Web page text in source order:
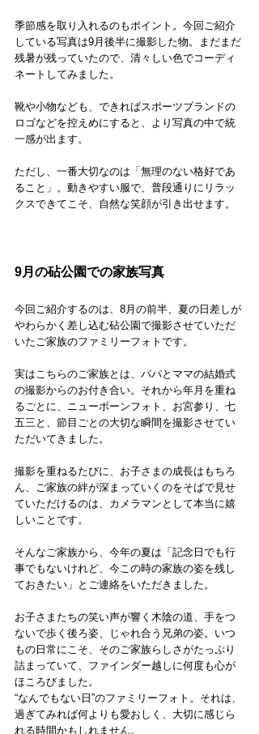
季節感を取り入れるのもポイント。今回ご紹介
している写真は9月後半に撮影した物。まだまだ
残暑が残っていたので、清々しい色でコーディ
ネートしてみました。
靴や小物なども、できればスポーツブランドの
ロゴなどを控えめにすると、より写真の中で統
一感が出ます。
ただし、一番大切なのは「無理のない格好であ
ること」。動きやすい服で、普段通りにリラッ
クスできてこそ、自然な笑顔が引き出せます。
9月の砧公園での家族写真
今回ご紹介するのは、8月の前半、夏の日差しが
やわらかく差し込む砧公園で撮影させていただ
いたご家族のファミリーフォトです。
実はこちらのご家族とは、パパとママの結婚式
の撮影からのお付き合い。それから年月を重ね
るごとに、ニューボーンフォト、お宮参り、七
五三と、節目ごとの大切な瞬間を撮影させてい
ただいてきました。
撮影を重ねるたびに、お子さまの成長はもちろ
ん、ご家族の絆が深まっていくのをそばで見せ
ていただけるのは、カメラマンとして本当に嬉
しいことです。
そんなご家族から、今年の夏は「記念日でも行
事でもないけれど、今この時の家族の姿を残し
ておきたい」とご連絡をいただきました。
お子さまたちの笑い声が響く木陰の道、手をつ
ないで歩く後ろ姿、じゃれ合う兄弟の姿。いつ
もの日常にこそ、そのご家族らしさがたっぷり
詰まっていて、ファインダー越しに何度も心が
ほころびました。
“なんでもない日”のファミリーフォト。それは、
過ぎてみれば何よりも愛おしく、大切に感じら
れる時間かもしれません。